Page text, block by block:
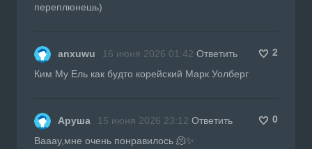
переплюнешь)
anxuwu 16 июня 2026 01:42 Ответить
2
Ким Му Ель как будто корейский Марк Уолберг
Аруша 15 июня 2026 23:12 Ответить
0
Вааау,мне очень понравилось 🫠✨